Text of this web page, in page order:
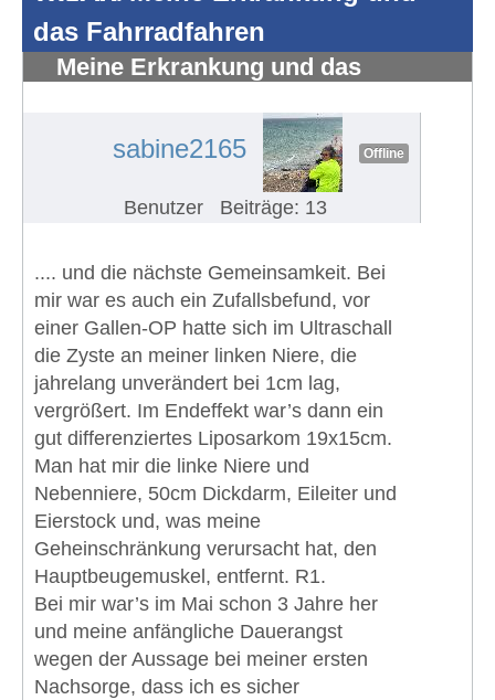
das Fahrradfahren
Meine Erkrankung und das
sabine2165 Offline
Benutzer Beiträge: 13
.... und die nächste Gemeinsamkeit. Bei
mir war es auch ein Zufallsbefund, vor
einer Gallen-OP hatte sich im Ultraschall
die Zyste an meiner linken Niere, die
jahrelang unverändert bei 1cm lag,
vergrößert. Im Endeffekt war’s dann ein
gut differenziertes Liposarkom 19x15cm.
Man hat mir die linke Niere und
Nebenniere, 50cm Dickdarm, Eileiter und
Eierstock und, was meine
Geheinschränkung verursacht hat, den
Hauptbeugemuskel, entfernt. R1.
Bei mir war’s im Mai schon 3 Jahre her
und meine anfängliche Dauerangst
wegen der Aussage bei meiner ersten
Nachsorge, dass ich es sicher